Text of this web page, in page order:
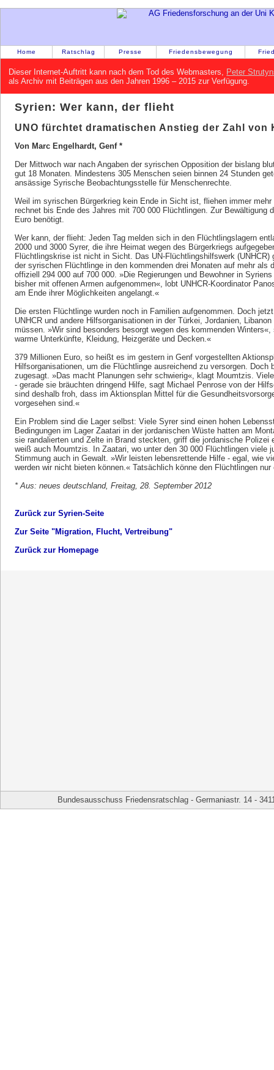
Home Ratschlag Presse Friedensbewegung
Dieser Internet-Auftritt kann nach dem Tod des Webmasters, Peter
als Archiv mit Beiträgen aus den Jahren 1996 – 2015 zur Verfügung.
Syrien: Wer kann, der flieht
UNO fürchtet dramatischen Anstieg der Zahl von
Von Marc Engelhardt, Genf *
Der Mittwoch war nach Angaben der syrischen Opposition der bislang
gut 18 Monaten. Mindestens 305 Menschen seien binnen 24 Stunden
ansässige Syrische Beobachtungsstelle für Menschenrechte.
Weil im syrischen Bürgerkrieg kein Ende in Sicht ist, fliehen immer
rechnet bis Ende des Jahres mit 700 000 Flüchtlingen. Zur Bewältigung
Euro benötigt.
Wer kann, der flieht: Jeden Tag melden sich in den Flüchtlingslagern
2000 und 3000 Syrer, die ihre Heimat wegen des Bürgerkriegs
Flüchtlingskrise ist nicht in Sicht. Das UN-Flüchtlingshilfswerk
der syrischen Flüchtlinge in den kommenden drei Monaten auf mehr als
offiziell 294 000 auf 700 000. »Die Regierungen und Bewohner in
bisher mit offenen Armen aufgenommen«, lobt UNHCR-Koordinator
am Ende ihrer Möglichkeiten angelangt.«
Die ersten Flüchtlinge wurden noch in Familien aufgenommen. Doch
UNHCR und andere Hilfsorganisationen in der Türkei, Jordanien,
müssen. »Wir sind besonders besorgt wegen des kommenden
warme Unterkünfte, Kleidung, Heizgeräte und Decken.«
379 Millionen Euro, so heißt es im gestern in Genf vorgestellten
Hilfsorganisationen, um die Flüchtlinge ausreichend zu versorgen.
zugesagt. »Das macht Planungen sehr schwierig«, klagt Moumtzis.
- gerade sie bräuchten dringend Hilfe, sagt Michael Penrose von der
sind deshalb froh, dass im Aktionsplan Mittel für die
vorgesehen sind.«
Ein Problem sind die Lager selbst: Viele Syrer sind einen hohen
Bedingungen im Lager Zaatari in der jordanischen Wüste hatten am
sie randalierten und Zelte in Brand steckten, griff die jordanische Polizei
weiß auch Moumtzis. In Zaatari, wo unter den 30 000 Flüchtlingen viele
Stimmung auch in Gewalt. »Wir leisten lebensrettende Hilfe - egal, wie
werden wir nicht bieten können.« Tatsächlich könne den Flüchtlingen
* Aus: neues deutschland, Freitag, 28. September 2012
Zurück zur Syrien-Seite
Zur Seite "Migration, Flucht, Vertreibung"
Zurück zur Homepage
Bundesausschuss Friedensratschlag - Germaniastr. 14 -